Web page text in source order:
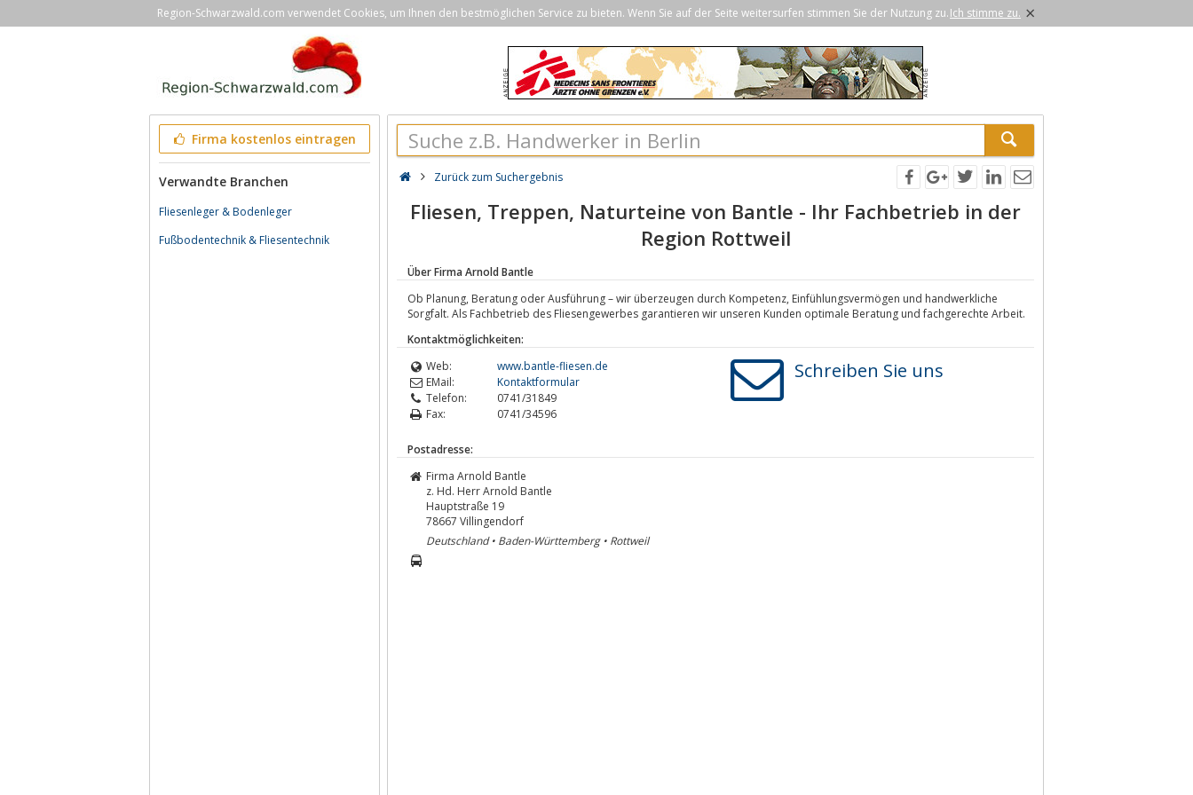
Region-Schwarzwald.com verwendet Cookies, um Ihnen den bestmöglichen Service zu bieten. Wenn Sie auf der Seite weitersurfen stimmen Sie der Nutzung zu.Ich stimme zu. ×
Firma kostenlos eintragen
Verwandte Branchen
Fliesenleger & Bodenleger
Fußbodentechnik & Fliesentechnik
Zurück zum Suchergebnis
Fliesen, Treppen, Naturteine von Bantle - Ihr Fachbetrieb in der
Region Rottweil
Über Firma Arnold Bantle
Ob Planung, Beratung oder Ausführung – wir überzeugen durch Kompetenz, Einfühlungsvermögen und handwerkliche
Sorgfalt. Als Fachbetrieb des Fliesengewerbes garantieren wir unseren Kunden optimale Beratung und fachgerechte Arbeit.
Kontaktmöglichkeiten:
Web:
www.bantle-fliesen.de
EMail:
Kontaktformular
Telefon:
0741/31849
Fax:
0741/34596
Schreiben Sie uns
Postadresse:
Firma Arnold Bantle
z. Hd. Herr Arnold Bantle
Hauptstraße 19
78667 Villingendorf
Deutschland • Baden-Württemberg • Rottweil